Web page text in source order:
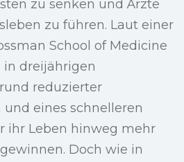
zu senken und Ärzte
zu führen. Laut einer
School of Medicine
in dreijährigen
reduzierter
eines schnelleren
ihr Leben hinweg mehr
Doch wie in